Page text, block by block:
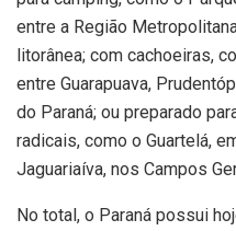
entre a Região
litorânea; com cachoeiras,
entre Guarapuava,
do Paraná; ou preparado
radicais, como o Guartelá,
Jaguariaíva, nos Campos
No total, o Paraná possui